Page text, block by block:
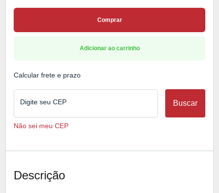
Comprar
Adicionar ao carrinho
Calcular frete e prazo
Digite seu CEP Buscar
Não sei meu CEP
Descrição